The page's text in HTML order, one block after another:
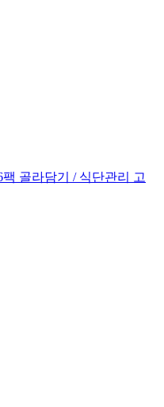
골라담기 / 식단관리 고